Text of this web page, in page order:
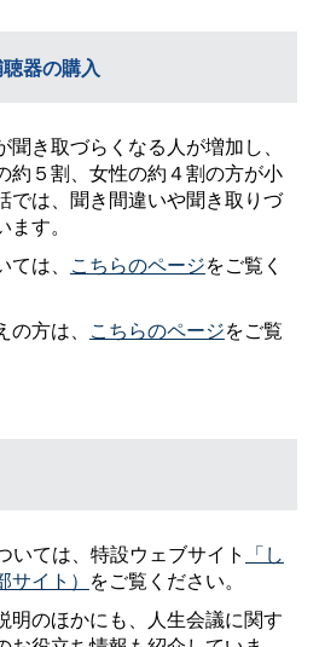
器の購入
き取づらくなる人が増加し、
約５割、女性の約４割の方が小
では、聞き間違いや聞き取りづ
す。
は、 こちらのページをご覧く
方は、 こちらのページをご覧
ては、特設ウェブサイト 「し
イト） をご覧ください。
のほかにも、人生会議に関す